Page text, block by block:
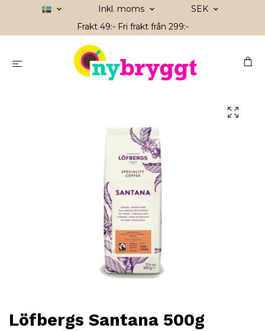
Inkl. moms
SEK
Frakt 49:- Fri frakt från 299:-
Löfbergs Santana 500g